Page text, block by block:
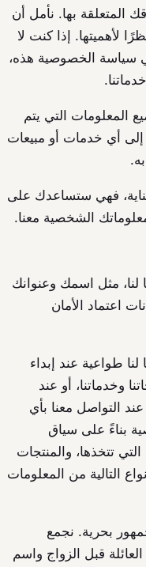
المتعلقة بها. نأمل أن
لأهميتها. إذا كنت لا
سياسة الخصوصية هذه،
التي يتم
إلى أي خدمات أو مبيعات
فهي ستساعدك على
الشخصية معنا.
لنا، مثل اسمك وعنوانك
اعتماد الأمان
طواعية عند إبداء
وخدماتنا، أو عند
التواصل معنا بأي
بناءً على سياق
تتخذها، والمنتجات
التالية من المعلومات
بحرية. نجمع
قبل الزواج واسم